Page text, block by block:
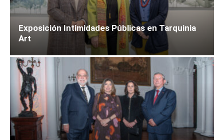
Exposición Intimidades Públicas en Tarquinia
Art